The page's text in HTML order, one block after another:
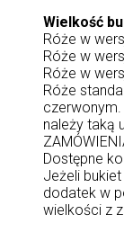
Wielkość
Róże w
Róże w
Róże w
Róże
czerwonym.
należy taką
Dostępne
Jeżeli
dodatek w
wielkości z